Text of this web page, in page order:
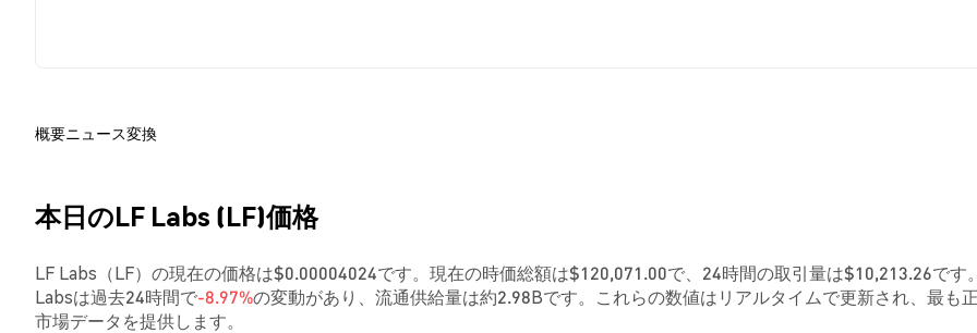
概要ニュース変換
本日のLF Labs (LF)価格
LF Labs（LF）の現在の価格は$0.00004024です。現在の時価総額は$120,071.00で、24時間の取引量は$10,213.26です
Labsは過去24時間で-8.97%の変動があり、流通供給量は約2.98Bです。これらの数値はリアルタイムで更新され、最も
市場データを提供します。